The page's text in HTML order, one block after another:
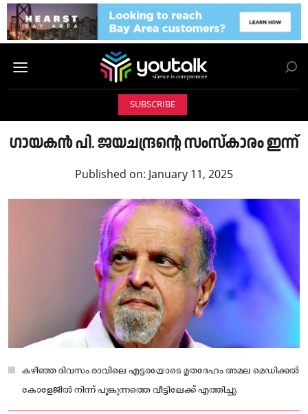
SUBSCRIBE
ഗായകൻ പി. ജയചന്ദ്രന്റെ സംസ്കാരം ഇന്ന്
Published on: January 11, 2025
കഴിഞ്ഞ ദിവസം രാവിലെ എട്ടരയോടെ മൃതദേഹം അമല മെഡിക്കൽ
കോളേജിൽ നിന്ന് പൂങ്കുന്നത്തെ വീട്ടിലേക്ക് എത്തിച്ചു.